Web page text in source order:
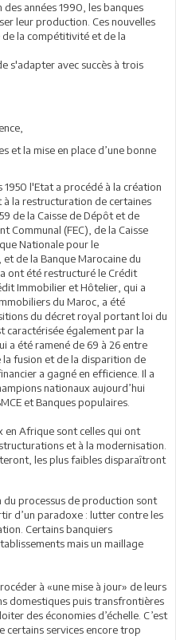
années 1990, les banques
leur production. Ces nouvelles
la compétitivité et de la
s'adapter avec succès à trois
et la mise en place d’une bonne
l'Etat a procédé à la création
à la restructuration de certaines
de la Caisse de Dépôt et de
Communal (FEC), de la Caisse
Nationale pour le
de la Banque Marocaine du
a ont été restructuré le Crédit
Immobilier et Hôtelier, qui a
du Maroc, a été
du décret royal portant loi du
caractérisée également par la
a été ramené de 69 à 26 entre
la fusion et de la disparition de
a gagné en efficience. Il a
nationaux aujourd’hui
et Banques populaires.
en Afrique sont celles qui ont
et à la modernisation.
les plus faibles disparaîtront
processus de production sont
d’un paradoxe : lutter contre les
Certains banquiers
mais un maillage
à «une mise à jour» de leurs
domestiques puis transfrontières
des économies d’échelle. C’est
certains services encore trop